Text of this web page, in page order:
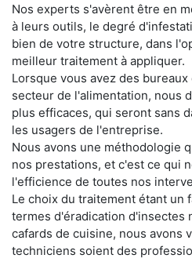
Nos experts s'avèrent être en
à leurs outils, le degré
bien de votre structure, dans
meilleur traitement à appliquer.
Lorsque vous avez des
secteur de l'alimentation, nous
plus efficaces, qui seront sans
les usagers de l'entreprise.
Nous avons une méthodologie
nos prestations, et c'est ce qui
l'efficience de toutes nos
Le choix du traitement étant un
termes d'éradication d'insectes
cafards de cuisine, nous avons
techniciens soient des